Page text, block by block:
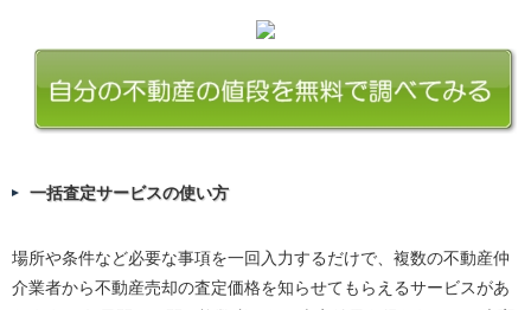
一括査定サービスの使い方
場所や条件など必要な事項を一回入力するだけで、複数の不動産仲
介業者から不動産売却の査定価格を知らせてもらえるサービスがあ